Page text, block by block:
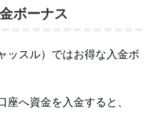
ボーナス
ッスル）ではお得な入金ボ
座へ資金を入金すると、